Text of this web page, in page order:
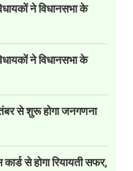
ने विधानसभा के
ने विधानसभा के
से शुरू होगा जनगणना
से होगा रियायती सफर,